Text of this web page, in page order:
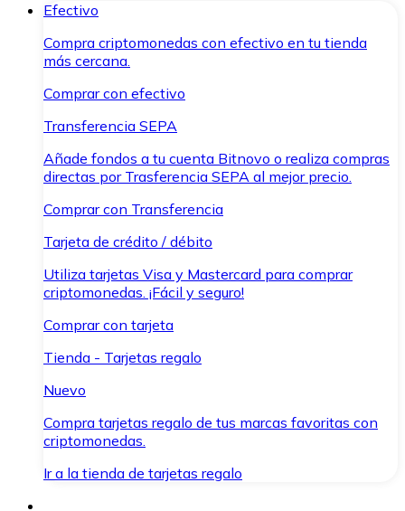
Efectivo
Compra criptomonedas con efectivo en tu tienda
más cercana.
Comprar con efectivo
Transferencia SEPA
Añade fondos a tu cuenta Bitnovo o realiza compras
directas por Trasferencia SEPA al mejor precio.
Comprar con Transferencia
Tarjeta de crédito / débito
Utiliza tarjetas Visa y Mastercard para comprar
criptomonedas. ¡Fácil y seguro!
Comprar con tarjeta
Tienda - Tarjetas regalo
Nuevo
Compra tarjetas regalo de tus marcas favoritas con
criptomonedas.
Ir a la tienda de tarjetas regalo